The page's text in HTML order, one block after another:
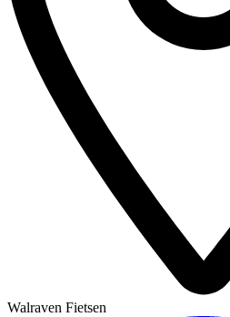
Walraven Fietsen